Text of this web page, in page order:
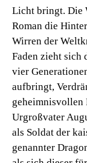
Licht bringt. Die
Roman die
Wirren der
Faden zieht sich
vier
aufbringt,
geheimnisvollen
Urgroßvater
als Soldat der
genannter